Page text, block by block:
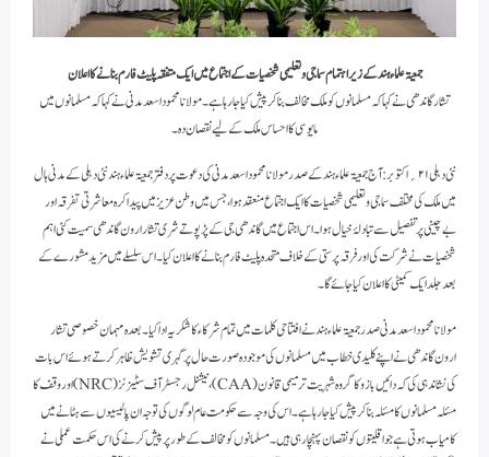
جمعیۃ علماء ہند کے زیر اہتمام سماجی و تعلیمی شخصیات کے اجتماع میں ایک متفقہ پلیٹ فارم بنانے کا اعلان
تشار گاندھی نے کہا کہ مسلمانوں کو ملک مخالف بنا کر پیش کیا جارہا ہے ۔مولانا محمود اسعدمدنی نے کہا کہ مسلمانوں میں
مایوسی کا احساس ملک کے لیے نقصان دہ ۔
نئی دہلی ۲۱؍ اکتوبر :آج جمعیۃ علماء ہند کےصدر مولانا محمود اسعد مدنی کی دعوت پر دفتر جمعیۃ علماء ہند نئی دہلی کے مدنی ہال
میں ملک کی مختلف سماجی و تعلیمی شخصیات کا ایک اجتماع منعقد ہوا ، جس میں وطن عزیز میں پیدا کرہ معاشرتی تفرقہ اور
بے چینی پر تفصیل سے تبادلۂ خیال ہوا۔ اس اجتماع میں گاندھی جی کے پڑپوتے شری تشار ارون گاندھی سمیت کئی اہم
شخصیات نے شرکت کی اور فرقہ پرستی کے خلاف متحدہ پلیٹ فارم بنانے کا اعلان کیا۔ اس سلسلے میں مزید مشورےکے
بعد جلد ایک کمیٹی کا اعلان کیا جائے گا ۔
مولانا محمود اسعد مدنی صدر جمعیۃ علماء ہند نے افتتاحی کلمات میں تمام شرکاء کا شکریہ ادا کیا۔ بعدہ مہمان خصوصی تشار
ارون گاندھی نے اپنے کلیدی خطاب میں مسلمانوں کی موجود ہ صورت حال پر گہری تشویش ظاہر کرتے ہوئے اس بات
کی نشاندہی کی کہ دائیں بازو کا گروہ شہریت ترمیمی قانون (CAA) ، نیشنل رجسٹر آف سٹیزنز (NRC) اور وقف کا
مسئلہ مسلمانوں کا مسئلہ بنا کر پیش کیا جارہا ہے۔ اس کی وجہ سے حکومت عام لوگوں کی توجہ ان پالیسیوں سے ہٹانے میں
کامیاب ہوتی ہے جو اقلیتوں کو نقصان پہنچا رہی ہیں۔ مسلمانوں کو مخالف کے طور پر پیش کرنے کی اس حکمت عملی نے